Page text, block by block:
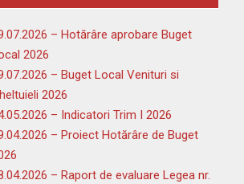
– Hotărâre aprobare Buget
2026
– Buget Local Venituri si
2026
– Indicatori Trim I 2026
– Proiect Hotărâre de Buget
– Raport de evaluare Legea nr.